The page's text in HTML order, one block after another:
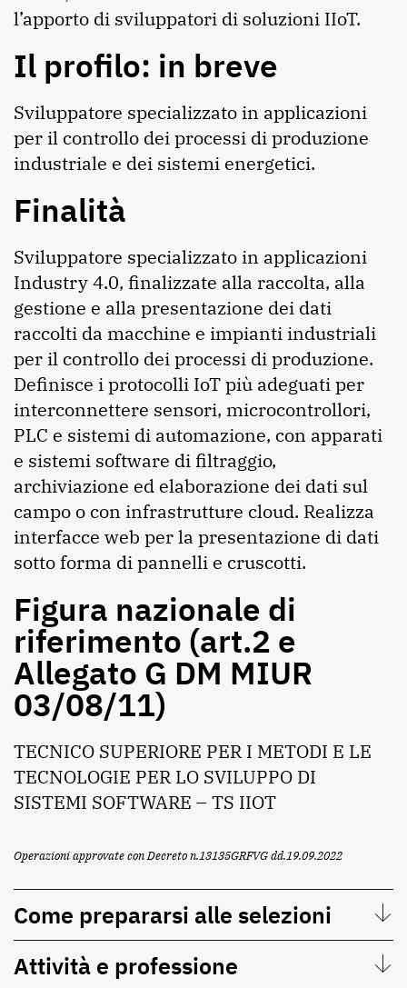
l’apporto di sviluppatori di soluzioni IIoT.
Il profilo: in breve
Sviluppatore specializzato in applicazioni
per il controllo dei processi di produzione
industriale e dei sistemi energetici.
Finalità
Sviluppatore specializzato in applicazioni
Industry 4.0, finalizzate alla raccolta, alla
gestione e alla presentazione dei dati
raccolti da macchine e impianti industriali
per il controllo dei processi di produzione.
Definisce i protocolli IoT più adeguati per
interconnettere sensori, microcontrollori,
PLC e sistemi di automazione, con apparati
e sistemi software di filtraggio,
archiviazione ed elaborazione dei dati sul
campo o con infrastrutture cloud. Realizza
interfacce web per la presentazione di dati
sotto forma di pannelli e cruscotti.
Figura nazionale di
riferimento (art.2 e
Allegato G DM MIUR
03/08/11)
TECNICO SUPERIORE PER I METODI E LE
TECNOLOGIE PER LO SVILUPPO DI
SISTEMI SOFTWARE – TS IIOT
Operazioni approvate con Decreto n.13135GRFVG dd.19.09.2022
Come prepararsi alle selezioni
Attività e professione